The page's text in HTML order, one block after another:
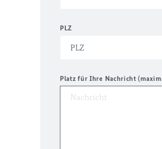
PLZ
Platz für Ihre Nachricht